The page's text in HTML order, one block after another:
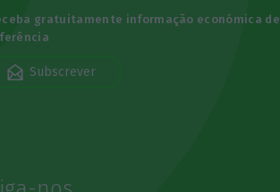
gratuitamente informação económica de
Subscrever